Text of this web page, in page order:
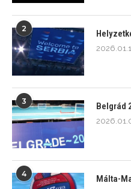
2
3
Belgrád
4
Málta-